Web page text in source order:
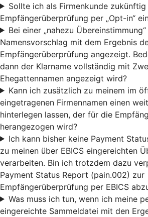
Sollte ich als Firmenkunde
Empfängerüberprüfung per „Opt-in“
Bei einer „nahezu
Namensvorschlag mit dem Ergebnis
Empfängerüberprüfung angezeigt.
dann der Klarname vollständig mit
Ehegattennamen angezeigt wird?
Kann ich zusätzlich zu meinem im
eingetragenen Firmennamen einen
hinterlegen lassen, der für die
herangezogen wird?
Ich kann bisher keine Payment
zu meinen über EBICS eingereichten
verarbeiten. Bin ich trotzdem dazu
Payment Status Report (pain.002) zur
Empfängerüberprüfung per EBICS
Was muss ich tun, wenn ich meine
eingereichte Sammeldatei mit den